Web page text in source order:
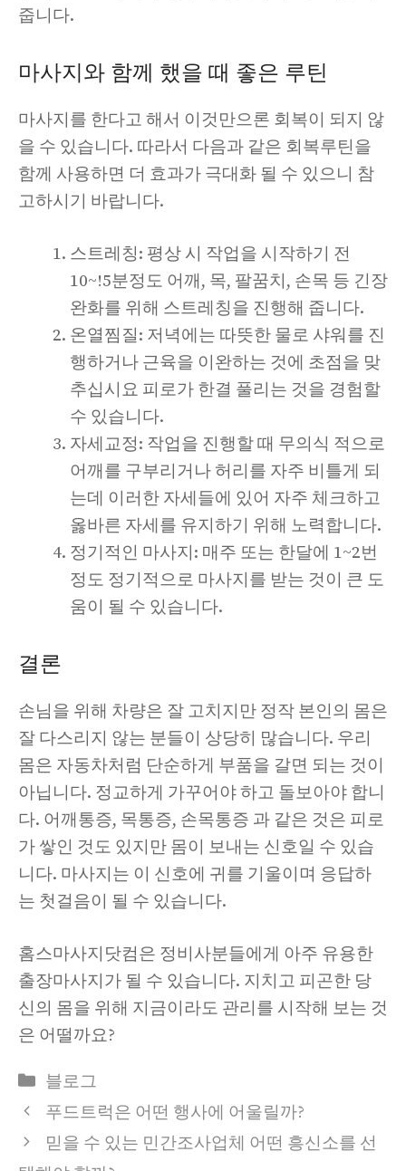
줍니다.
마사지와 함께 했을 때 좋은 루틴
마사지를 한다고 해서 이것만으론 회복이 되지 않
을 수 있습니다. 따라서 다음과 같은 회복루틴을
함께 사용하면 더 효과가 극대화 될 수 있으니 참
고하시기 바랍니다.
스트레칭: 평상 시 작업을 시작하기 전
10~!5분정도 어깨, 목, 팔꿈치, 손목 등 긴장
완화를 위해 스트레칭을 진행해 줍니다.
온열찜질: 저녁에는 따뜻한 물로 샤워를 진
행하거나 근육을 이완하는 것에 초점을 맞
추십시요 피로가 한결 풀리는 것을 경험할
수 있습니다.
자세교정: 작업을 진행할 때 무의식 적으로
어깨를 구부리거나 허리를 자주 비틀게 되
는데 이러한 자세들에 있어 자주 체크하고
옳바른 자세를 유지하기 위해 노력합니다.
정기적인 마사지: 매주 또는 한달에 1~2번
정도 정기적으로 마사지를 받는 것이 큰 도
움이 될 수 있습니다.
결론
손님을 위해 차량은 잘 고치지만 정작 본인의 몸은
잘 다스리지 않는 분들이 상당히 많습니다. 우리
몸은 자동차처럼 단순하게 부품을 갈면 되는 것이
아닙니다. 정교하게 가꾸어야 하고 돌보아야 합니
다. 어깨통증, 목통증, 손목통증 과 같은 것은 피로
가 쌓인 것도 있지만 몸이 보내는 신호일 수 있습
니다. 마사지는 이 신호에 귀를 기울이며 응답하
는 첫걸음이 될 수 있습니다.
홈스마사지닷컴은 정비사분들에게 아주 유용한
출장마사지가 될 수 있습니다. 지치고 피곤한 당
신의 몸을 위해 지금이라도 관리를 시작해 보는 것
은 어떨까요?
Categories
블로그
푸드트럭은 어떤 행사에 어울릴까?
믿을 수 있는 민간조사업체 어떤 흥신소를 선